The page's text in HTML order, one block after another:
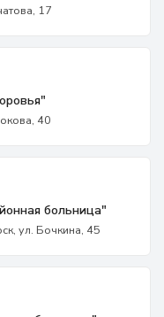
17
40
больница"
ул. Бочкина, 45